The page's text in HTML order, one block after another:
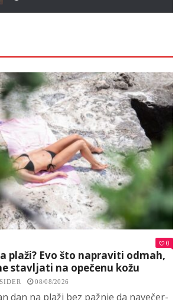
0
plaži? Evo što napraviti odmah,
stavljati na opečenu kožu
08/08/2026
dan na plaži bez pažnje da navečer-